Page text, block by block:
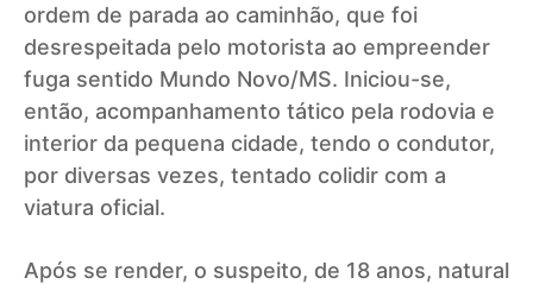
ordem de parada ao caminhão, que foi
desrespeitada pelo motorista ao empreender
fuga sentido Mundo Novo/MS. Iniciou-se,
então, acompanhamento tático pela rodovia e
interior da pequena cidade, tendo o condutor,
por diversas vezes, tentado colidir com a
viatura oficial.
Após se render, o suspeito, de 18 anos, natural